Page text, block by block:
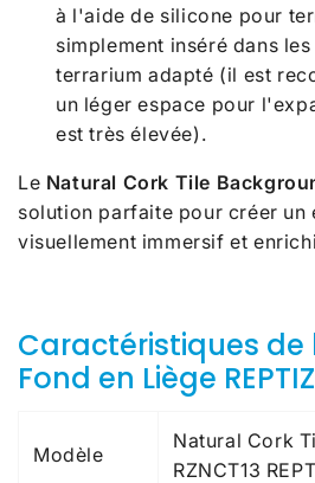
à l'aide de silicone pour
simplement inséré dans
terrarium adapté (il est
un léger espace pour
est très élevée).
Le Natural Cork Tile
solution parfaite pour créer un
visuellement immersif et
Caractéristiques de
Fond en Liège
Modèle
Natural Cork
RZNCT13